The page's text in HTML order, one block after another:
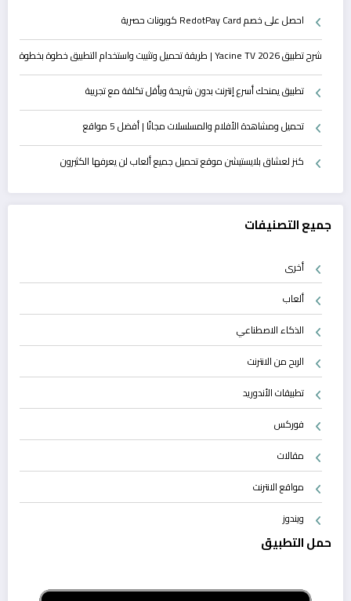
احصل على خصم RedotPay Card كوبونات حصرية
شرح تطبيق Yacine TV 2026 | طريقة تحميل وتثبيت واستخدام التطبيق خطوة بخطوة
تطبيق يمنحك أسرع إنترنت بدون شريحة وبأقل تكلفة مع تجريبة
تحميل ومشاهدة الأفلام والمسلسلات مجانًا | أفضل 5 مواقع
كنز لعشاق بلايستيشن موقع تحميل جميع ألعاب لن يعرفها الكثيرون
جميع التصنيفات
أخرى
ألعاب
الذكاء الاصطناعي
الربح من الانترنت
تطبيقات الأندوريد
فوركس
مقالات
مواقع الانترنت
ويندوز
حمل التطبيق